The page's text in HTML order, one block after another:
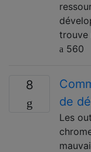
trouve
560
8
de
Les